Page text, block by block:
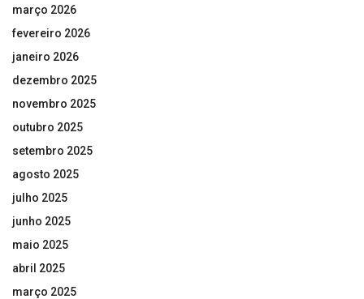
março 2026
fevereiro 2026
janeiro 2026
dezembro 2025
novembro 2025
outubro 2025
setembro 2025
agosto 2025
julho 2025
junho 2025
maio 2025
abril 2025
março 2025